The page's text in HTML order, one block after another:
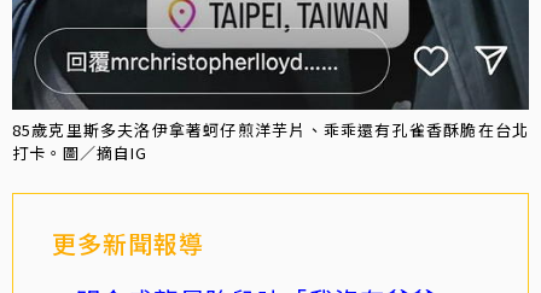
85歲克里斯多夫洛伊拿著蚵仔煎洋芋片、乖乖還有孔雀香酥脆在台北
打卡。圖／摘自IG
更多新聞報導